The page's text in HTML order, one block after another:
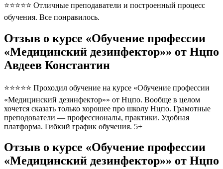
⭐⭐⭐⭐⭐ Отличные преподаватели и построенный процесс
обучения. Все понравилось.
Отзыв о курсе «Обучение профессии
«Медицинский дезинфектор»» от Нцпо
Авдеев Константин
⭐⭐⭐⭐⭐ Проходил обучение на курсе «Обучение профессии
«Медицинский дезинфектор»» от Нцпо. Вообще в целом
хочется сказать только хорошее про школу Нцпо. Грамотные
преподователи — профессионалы, практики. Удобная
платформа. Гибкий график обучения. 5+
Отзыв о курсе «Обучение профессии
«Медицинский дезинфектор»» от Нцпо